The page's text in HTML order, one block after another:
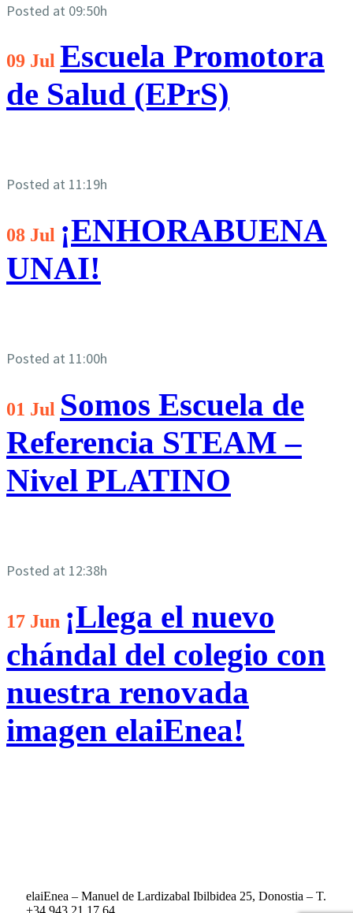
09 Jul Escuela Promotora
de Salud (EPrS)
Posted at 09:50h
08 Jul ¡ENHORABUENA
UNAI!
Posted at 11:19h
01 Jul Somos Escuela de
Referencia STEAM –
Nivel PLATINO
Posted at 11:00h
17 Jun ¡Llega el nuevo
chándal del colegio con
nuestra renovada
imagen elaiEnea!
Posted at 12:38h
elaiEnea – Manuel de Lardizabal Ibilbidea 25, Donostia – T.
+34 943 21 17 64